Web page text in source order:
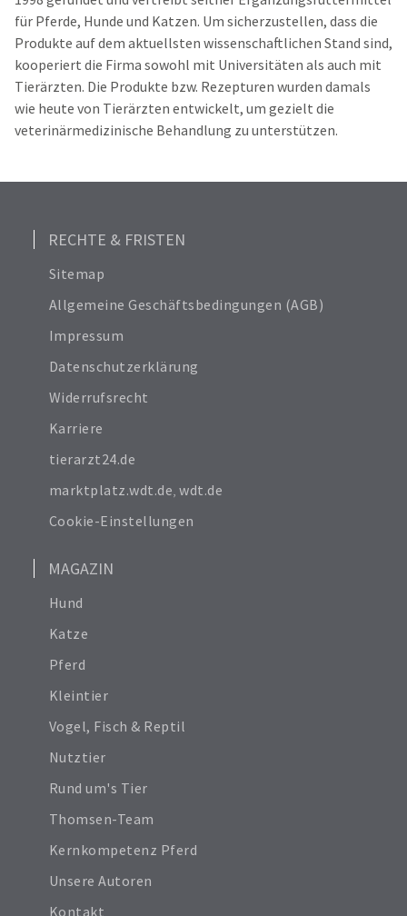
für Pferde, Hunde und Katzen. Um sicherzustellen, dass die
Produkte auf dem aktuellsten wissenschaftlichen Stand sind,
kooperiert die Firma sowohl mit Universitäten als auch mit
Tierärzten. Die Produkte bzw. Rezepturen wurden damals
wie heute von Tierärzten entwickelt, um gezielt die
veterinärmedizinische Behandlung zu unterstützen.
RECHTE & FRISTEN
Sitemap
Allgemeine Geschäftsbedingungen (AGB)
Impressum
Datenschutzerklärung
Widerrufsrecht
Karriere
tierarzt24.de
marktplatz.wdt.de,wdt.de
Cookie-Einstellungen
MAGAZIN
Hund
Katze
Pferd
Kleintier
Vogel, Fisch & Reptil
Nutztier
Rund um's Tier
Thomsen-Team
Kernkompetenz Pferd
Unsere Autoren
Kontakt